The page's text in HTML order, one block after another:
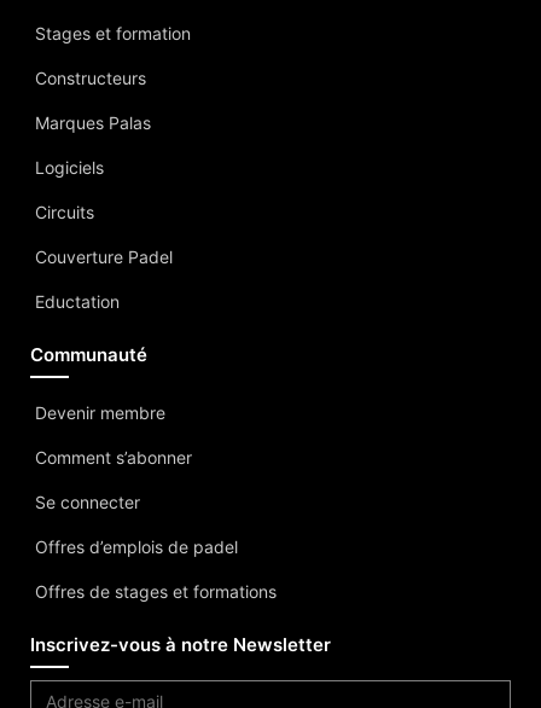
Stages et formation
Constructeurs
Marques Palas
Logiciels
Circuits
Couverture Padel
Eductation
Communauté
Devenir membre
Comment s’abonner
Se connecter
Offres d’emplois de padel
Offres de stages et formations
Inscrivez-vous à notre Newsletter